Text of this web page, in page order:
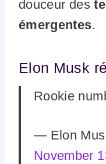
douceur des
émergentes.
Elon Musk
Rookie
— Elon
November